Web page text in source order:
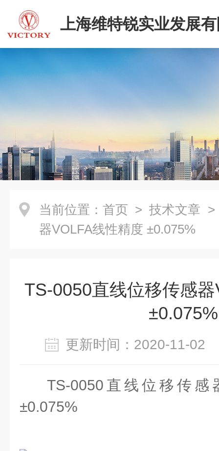
上海维特锐实业发展
当前位置： 首页 > 技术文章 >
器VOLFA线性精度 ±0.075%
TS-0050直线位移传感
±0.075%
更新时间：2020-11-
TS-0050直线位移传感
±0.075%